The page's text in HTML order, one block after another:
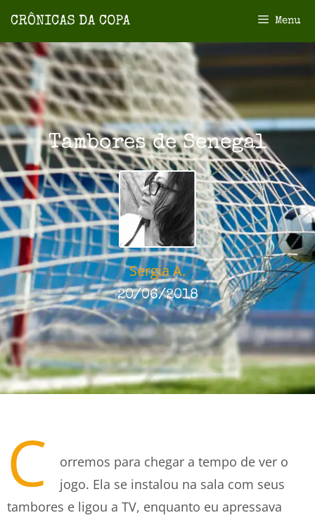
Menu
Tambores de Senegal
Sergia A.
20/06/2018
C
orremos para chegar a tempo de ver o
jogo. Ela se instalou na sala com seus
tambores e ligou a TV, enquanto eu apressava